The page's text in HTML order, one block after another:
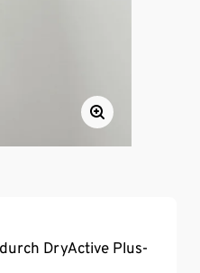
DryActive Plus-